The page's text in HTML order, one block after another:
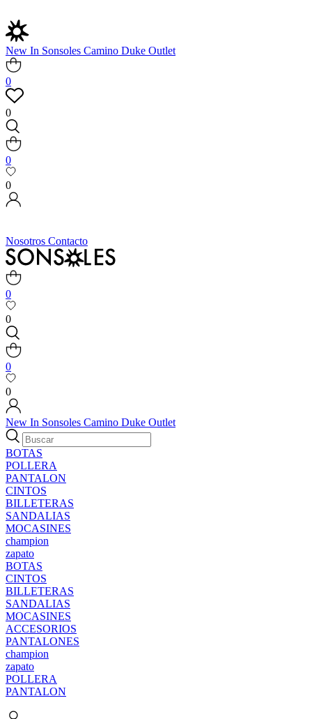
New In Sonsoles Camino Duke Outlet
0
0
0
0
Nosotros Contacto
0
0
0
0
New In Sonsoles Camino Duke Outlet
BOTAS
POLLERA
PANTALON
CINTOS
BILLETERAS
SANDALIAS
MOCASINES
champion
zapato
BOTAS
CINTOS
BILLETERAS
SANDALIAS
MOCASINES
ACCESORIOS
PANTALONES
champion
zapato
POLLERA
PANTALON